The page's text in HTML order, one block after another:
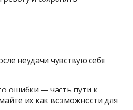
неудачи чувствую себя
ошибки — часть пути к
их как возможности для